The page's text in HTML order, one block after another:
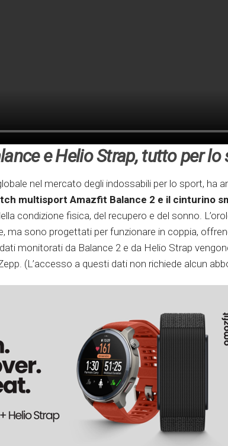
e Helio Strap, tutto per
nel mercato degli indossabili per lo sport, ha
multisport Amazfit Balance 2 e il cinturino
condizione fisica, del recupero e del sonno.
ma sono progettati per funzionare in coppia,
monitorati da Balance 2 e da Helio Strap
Zepp. (L’accesso a questi dati non richiede alcun